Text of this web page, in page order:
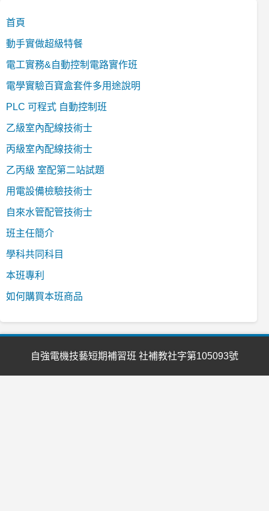
首頁
動手實做超級特餐
電工實務&自動控制電路實作班
電學實驗百寶盒套件多用途說明
PLC 可程式 自動控制班
乙級室內配線技術士
丙級室內配線技術士
乙丙級 室配第二站試題
用電設備檢驗技術士
自來水管配管技術士
班主任簡介
學科共同科目
本班專利
如何購買本班商品
自強電機技藝短期補習班 社補教社字第105093號